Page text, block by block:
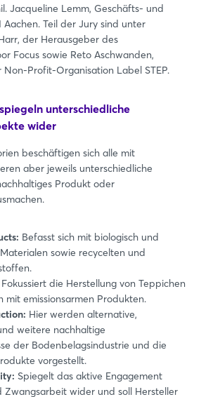
Jacqueline Lemm, Geschäfts- und
Teil der Jury sind unter
der Herausgeber des
Focus sowie Reto Aschwanden,
Profit-Organisation Label STEP.
unterschiedliche
wider
beschäftigen sich alle mit
aber jeweils unterschiedliche
Produkt oder
Befasst sich mit biologisch und
sowie recycelten und
Fokussiert die Herstellung von Teppichen
mit emissionsarmen Produkten.
Hier werden alternative,
weitere nachhaltige
der Bodenbelagsindustrie und die
vorgestellt.
Spiegelt das aktive Engagement
Zwangsarbeit wider und soll Hersteller